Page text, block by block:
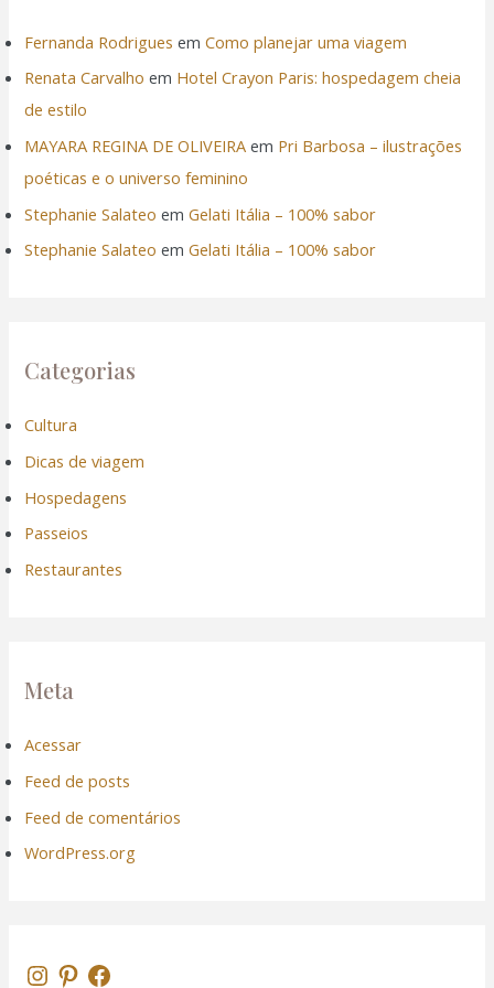
Fernanda Rodrigues emComo planejar uma viagem
Renata Carvalho em Hotel Crayon Paris: hospedagem cheia
de estilo
MAYARA REGINA DE OLIVEIRA em Pri Barbosa – ilustrações
poéticas e o universo feminino
Stephanie Salateo emGelati Itália – 100% sabor
Stephanie Salateo emGelati Itália – 100% sabor
Categorias
Cultura
Dicas de viagem
Hospedagens
Passeios
Restaurantes
Meta
Acessar
Feed de posts
Feed de comentários
WordPress.org